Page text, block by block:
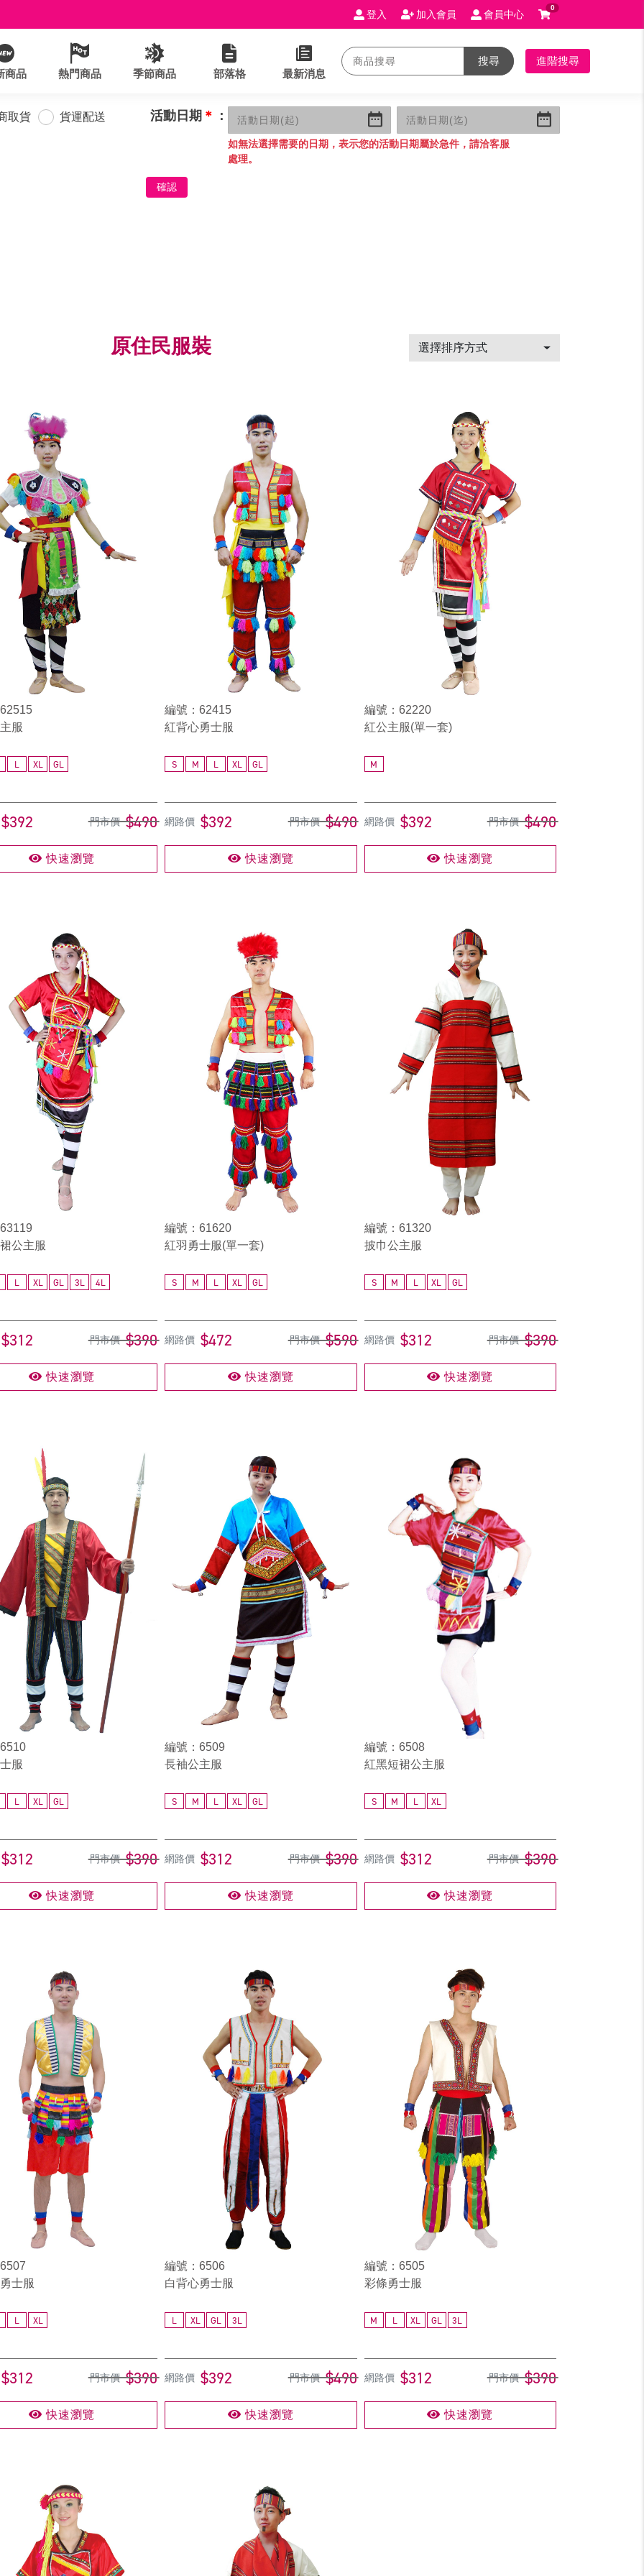
登入 加入會員 會員中心
0
商品 熱門商品 季節商品 部落格 最新消息
搜尋 進階搜尋
取貨 貨運配送 活動日期 ＊ ：
如無法選擇需要的日期，表示您的活動日期屬於急件，請洽客服
處理。
確認
原住民服裝 選擇排序方式
服
L XL GL
$392 門市價 $490
快速瀏覽
編號：62415
紅背心勇士服
S M L XL GL
網路價 $392 門市價 $490
快速瀏覽
編號：62220
紅公主服(單一套)
M
網路價 $392 門市價 $490
快速瀏覽
公主服
L XL GL 3L 4L
$312 門市價 $390
快速瀏覽
編號：61620
紅羽勇士服(單一套)
S M L XL GL
網路價 $472 門市價 $590
快速瀏覽
編號：61320
披巾公主服
S M L XL GL
網路價 $312 門市價 $390
快速瀏覽
服
L XL GL
$312 門市價 $390
快速瀏覽
編號：6509
長袖公主服
S M L XL GL
網路價 $312 門市價 $390
快速瀏覽
編號：6508
紅黑短裙公主服
S M L XL
網路價 $312 門市價 $390
快速瀏覽
士服
L XL
$312 門市價 $390
快速瀏覽
編號：6506
白背心勇士服
L XL GL 3L
網路價 $392 門市價 $490
快速瀏覽
編號：6505
彩條勇士服
M L XL GL 3L
網路價 $312 門市價 $390
快速瀏覽